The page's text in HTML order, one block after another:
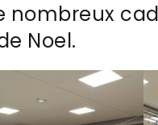
Noel.